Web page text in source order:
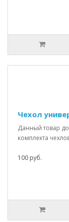
Чехол
Данный товар
комплекта
100 руб.